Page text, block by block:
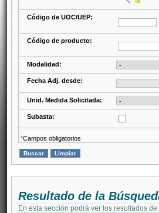
Código de UOC/UEP:
Código de producto:
Modalidad:
Fecha Adj. desde:
Unid. Medida Solicitada:
Subasta:
*Campos obligatorios
Resultado de la
En esta sección podrá ver los resultados